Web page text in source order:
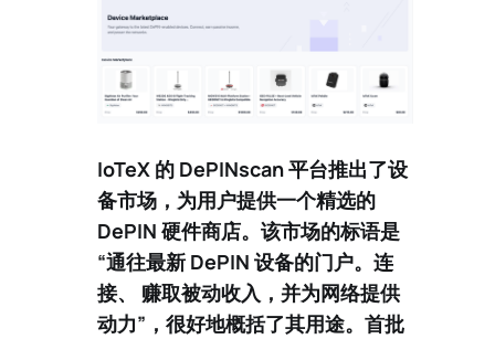
IoTeX 的 DePINscan 平台推出了设
备市场 ，为用户提供一个精选的
DePIN 硬件商店。该市场的标语是
“通往最新 DePIN 设备的门户。连
接、 赚取被动收入，并为网络提供
动力”，很好地概括了其用途。首批